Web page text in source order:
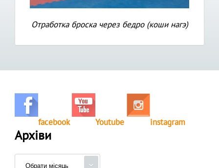
Отработка броска через бедро (коши нагэ)
facebook Youtube instagram
Архіви